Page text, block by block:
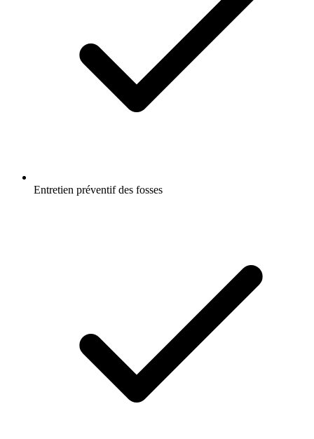
Entretien préventif des fosses